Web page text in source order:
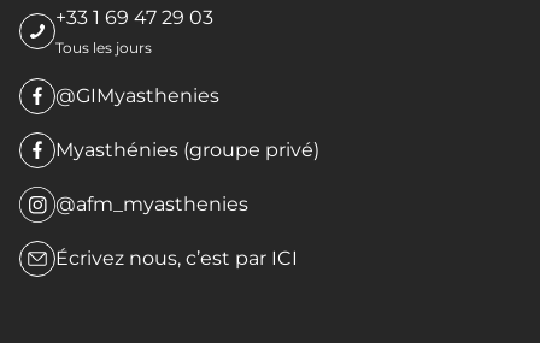
+33 1 69 47 29 03
Tous les jours
@GIMyasthenies
Myasthénies (groupe privé)
@afm_myasthenies
Écrivez nous, c’est par ICI